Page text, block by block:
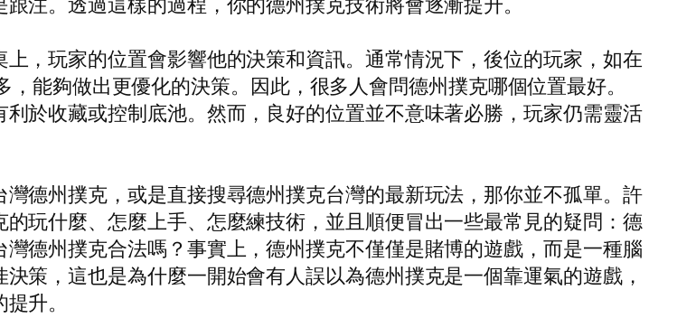
，玩家的位置會影響他的決策和資訊。通常情況下，後位的玩家，如在
能夠做出更優化的決策。因此，很多人會問德州撲克哪個位置最好。
於收藏或控制底池。然而，良好的位置並不意味著必勝，玩家仍需靈活
德州撲克，或是直接搜尋德州撲克台灣的最新玩法，那你並不孤單。許
玩什麼、怎麼上手、怎麼練技術，並且順便冒出一些最常見的疑問：德
德州撲克合法嗎？事實上，德州撲克不僅僅是賭博的遊戲，而是一種腦
策，這也是為什麼一開始會有人誤以為德州撲克是一個靠運氣的遊戲，
升。